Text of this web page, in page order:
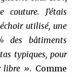
J’étais
utilisé, une
des bâtiments
typiques, pour
libre ». Comme